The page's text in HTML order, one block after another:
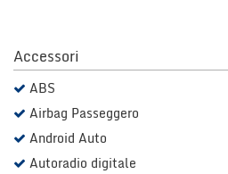
Accessori
ABS
Airbag Passeggero
Android Auto
Autoradio digitale
di
tracciamento
si
rimanda
alla
cookie
policy.